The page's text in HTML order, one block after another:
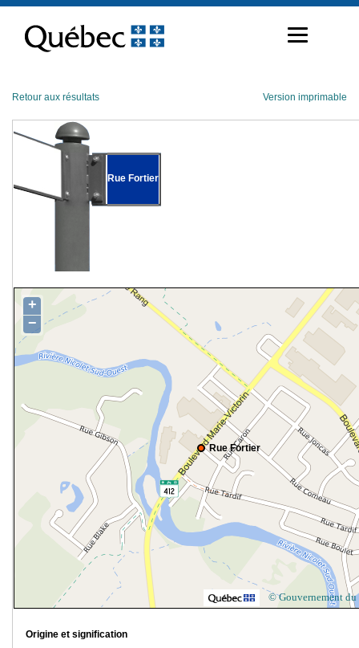
contenu
Retour aux résultats Version imprimable
Rue Fortier
Rue Fortier
+
−
© Gouvernement du
Origine et signification